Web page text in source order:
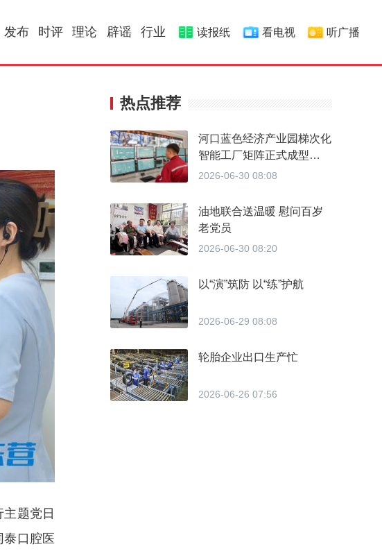
发布 时评 理论 辟谣 行业 读报纸 看电视 听广播
题党日
泰口腔医
热点推荐
河口蓝色经济产业园梯次化
智能工厂矩阵正式成型
从“不会转”到“精准转” 做对
2026-06-30 08:08
油地联合送温暖 慰问百岁
老党员
2026-06-30 08:20
以“演”筑防 以“练”护航
2026-06-29 08:08
轮胎企业出口生产忙
2026-06-26 07:56